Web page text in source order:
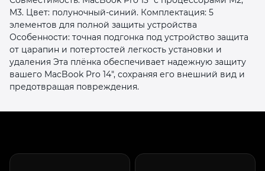
M3. Цвет: полуночный-синий. Комплектация: 5
элементов для полной защиты устройства
Особенности: точная подгонка под устройство защита
от царапин и потертостей легкость установки и
удаления Эта плёнка обеспечивает надежную защиту
вашего MacBook Pro 14", сохраняя его внешний вид и
предотвращая повреждения.